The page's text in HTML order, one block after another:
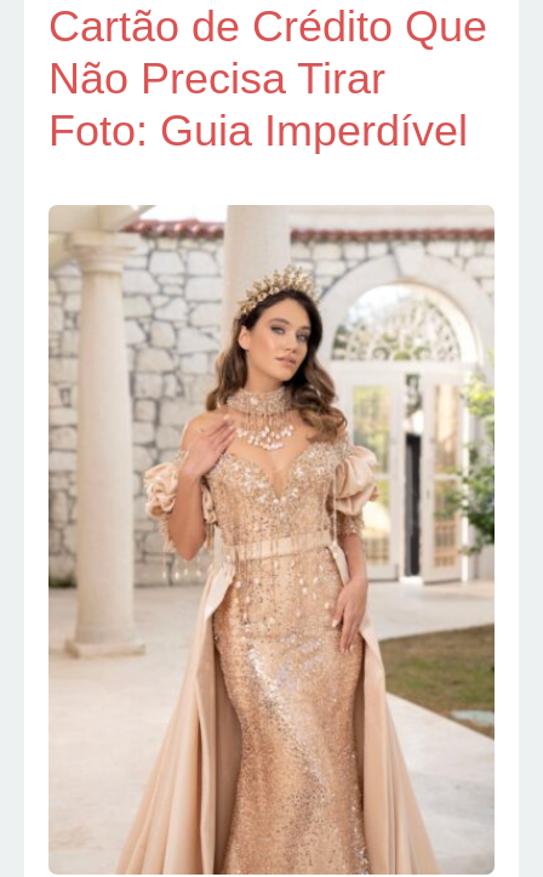
Cartão de Crédito Que
Não Precisa Tirar
Foto: Guia Imperdível